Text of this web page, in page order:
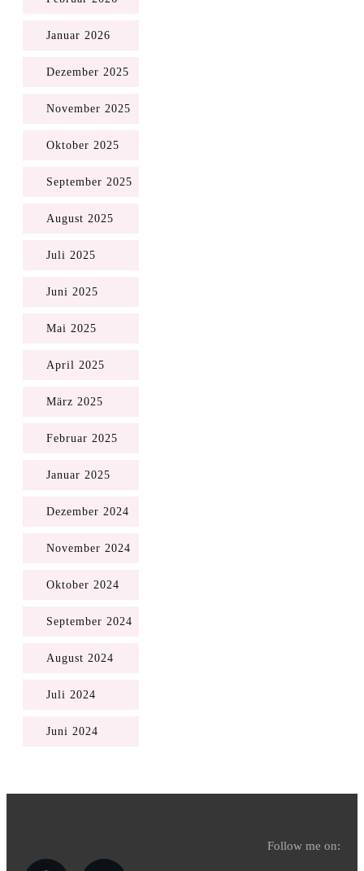
Januar 2026
Dezember 2025
November 2025
Oktober 2025
September 2025
August 2025
Juli 2025
Juni 2025
Mai 2025
April 2025
März 2025
Februar 2025
Januar 2025
Dezember 2024
November 2024
Oktober 2024
September 2024
August 2024
Juli 2024
Juni 2024
Follow me on: